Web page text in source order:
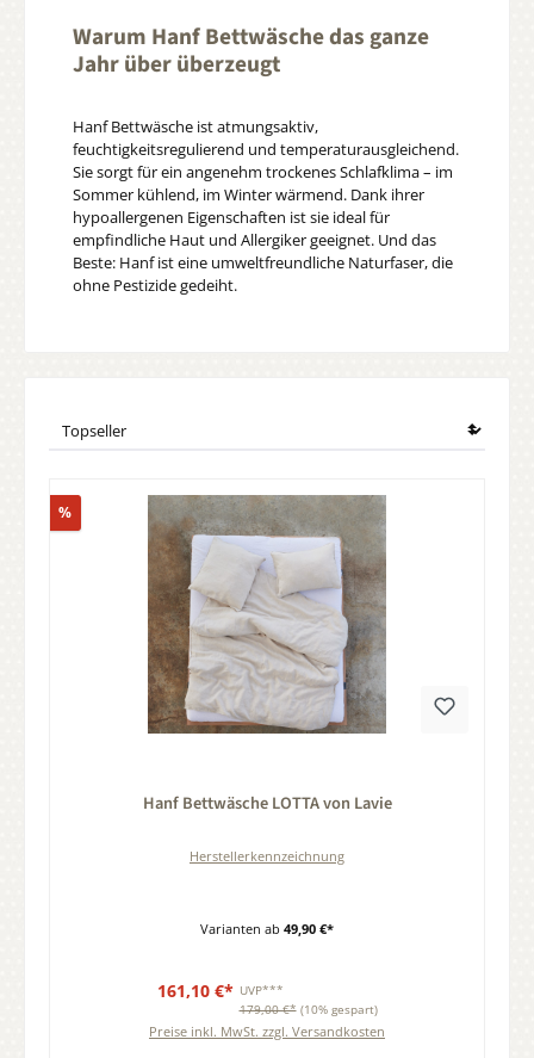
Warum Hanf Bettwäsche das ganze
Jahr über überzeugt
Hanf Bettwäsche ist atmungsaktiv,
feuchtigkeitsregulierend und temperaturausgleichend.
Sie sorgt für ein angenehm trockenes Schlafklima – im
Sommer kühlend, im Winter wärmend. Dank ihrer
hypoallergenen Eigenschaften ist sie ideal für
empfindliche Haut und Allergiker geeignet. Und das
Beste: Hanf ist eine umweltfreundliche Naturfaser, die
ohne Pestizide gedeiht.
%Rabatt
Hanf Bettwäsche LOTTA von Lavie
Herstellerkennzeichnung
Varianten ab 49,90 €*
161,10 €* UVP***
179,00 €* (10% gespart)
Preise inkl. MwSt. zzgl. Versandkosten